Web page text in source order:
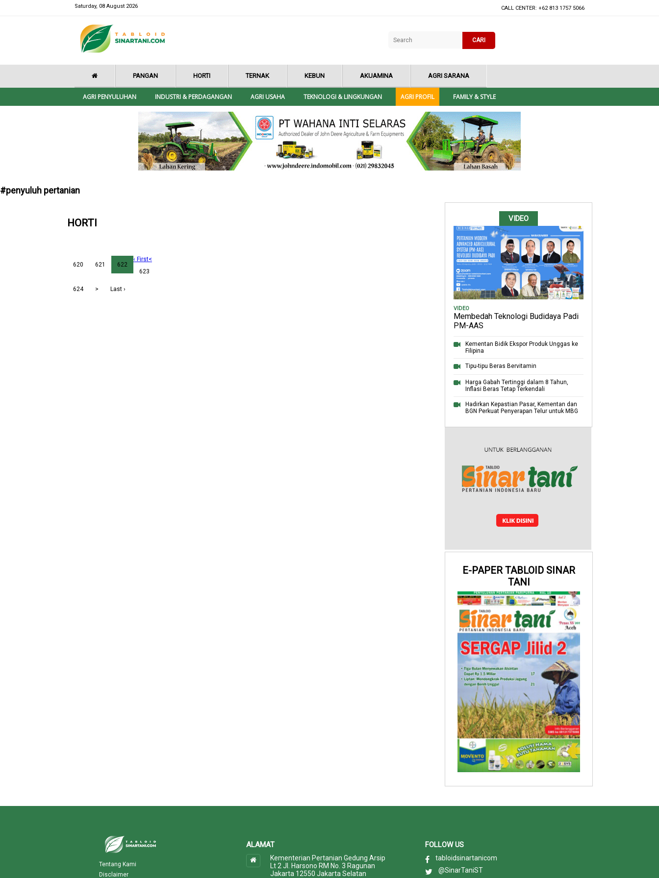
Saturday, 08 August 2026 CALL CENTER: +62 813 1757 5066
CARI
PANGAN HORTI TERNAK KEBUN AKUAMINA AGRI SARANA
AGRI PENYULUHAN INDUSTRI & PERDAGANGAN AGRI USAHA TEKNOLOGI & LINGKUNGAN AGRI PROFIL FAMILY & STYLE
#penyuluh pertanian
HORTI
‹ First<
620 621
622
623
624 > Last ›
VIDEO
VIDEO
Membedah Teknologi Budidaya Padi
PM-AAS
Kementan Bidik Ekspor Produk Unggas ke
Filipina
Tipu-tipu Beras Bervitamin
Harga Gabah Tertinggi dalam 8 Tahun,
Inflasi Beras Tetap Terkendali
Hadirkan Kepastian Pasar, Kementan dan
BGN Perkuat Penyerapan Telur untuk MBG
E-PAPER TABLOID SINAR
TANI
Tentang Kami
Disclaimer
ALAMAT
Kementerian Pertanian Gedung Arsip
Lt 2 Jl. Harsono RM No. 3 Ragunan
Jakarta 12550 Jakarta Selatan
FOLLOW US
tabloidsinartanicom
@SinarTaniST